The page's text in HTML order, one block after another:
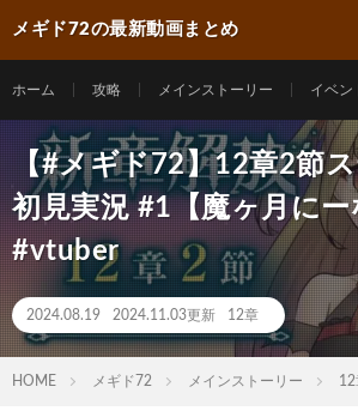
メギド72の最新動画まとめ
ホーム 攻略 メインストーリー イベン
【#メギド72】12章2節
初見実況 #1【魔ヶ月にー
#vtuber
2024.08.19 2024.11.03更新 12章
HOME メギド72 メインストーリー 12